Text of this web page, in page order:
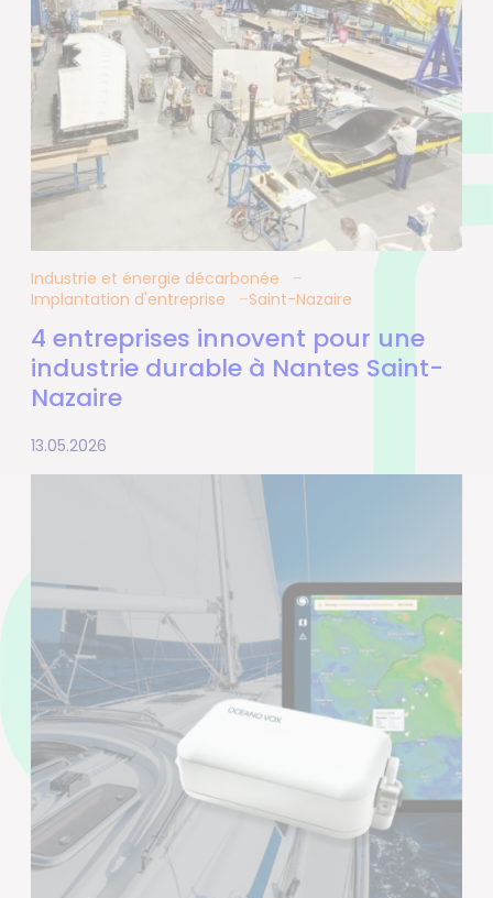
Industrie et énergie décarbonée
Implantation d'entreprise
Saint-Nazaire
4 entreprises innovent pour une
industrie durable à Nantes Saint-
Nazaire
13.05.2026